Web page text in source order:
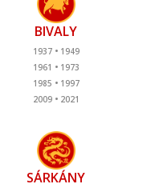
BIVALY
1937
1949
1961
1973
1985
1997
2009
2021
SÁRKÁNY